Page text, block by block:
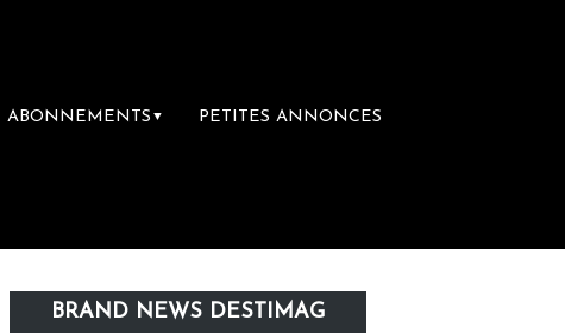
ABONNEMENTS ▼ PETITES ANNONCES
Le groupe Sainte-Claire rachète Eden
BRAND NEWS DESTIMAG